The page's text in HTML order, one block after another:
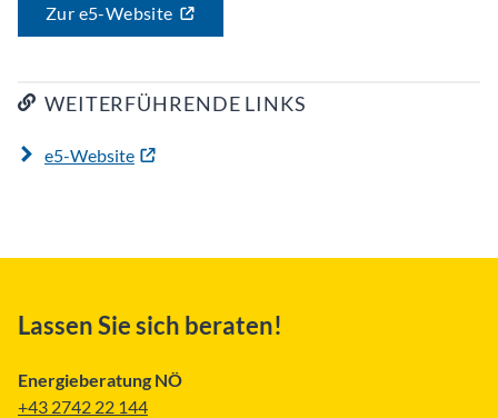
Zur e5-Website
WEITERFÜHRENDE LINKS
e5-Website
Lassen Sie sich beraten!
Energieberatung NÖ
+43 2742 22 144